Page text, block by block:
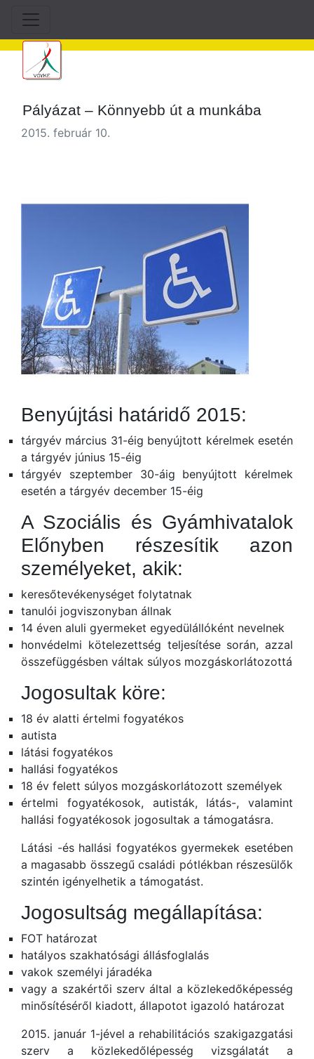
Pályázat – Könnyebb út a munkába
2015. február 10.
Benyújtási határidő 2015:
tárgyév március 31-éig benyújtott kérelmek esetén
a tárgyév június 15-éig
tárgyév szeptember 30-áig benyújtott kérelmek
esetén a tárgyév december 15-éig
A Szociális és Gyámhivatalok
Előnyben részesítik azon
személyeket, akik:
keresőtevékenységet folytatnak
tanulói jogviszonyban állnak
14 éven aluli gyermeket egyedülállóként nevelnek
honvédelmi kötelezettség teljesítése során, azzal
összefüggésben váltak súlyos mozgáskorlátozottá
Jogosultak köre:
18 év alatti értelmi fogyatékos
autista
látási fogyatékos
hallási fogyatékos
18 év felett súlyos mozgáskorlátozott személyek
értelmi fogyatékosok, autisták, látás-, valamint
hallási fogyatékosok jogosultak a támogatásra.
Látási -és hallási fogyatékos gyermekek esetében
a magasabb összegű családi pótlékban részesülők
szintén igényelhetik a támogatást.
Jogosultság megállapítása:
FOT határozat
hatályos szakhatósági állásfoglalás
vakok személyi járadéka
vagy a szakértői szerv által a közlekedőképesség
minősítéséről kiadott, állapotot igazoló határozat
2015. január 1-jével a rehabilitációs szakigazgatási
szerv a közlekedőlépesség vizsgálatát a